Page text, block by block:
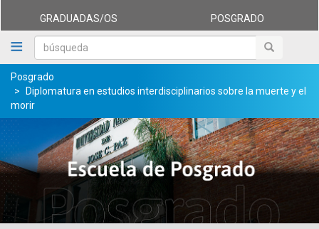
búsqueda búsqueda
GRADUADAS/OS POSGRADO
Posgrado
Diplomatura en estudios interdisciplinarios sobre la muerte y el
morir